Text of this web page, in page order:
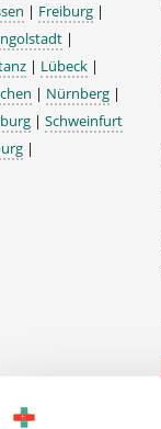
| Freiburg |
|
| Lübeck |
| Nürnberg |
| Schweinfurt
|